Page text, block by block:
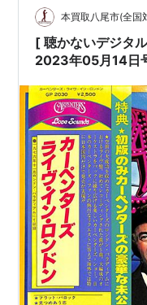
本買取八尾市(全
[ 聴かないデジタ
2023年05月14日号 |
番:GP-2030 | 帯
=EX+,良好 ジャケ
carpenters 他 |